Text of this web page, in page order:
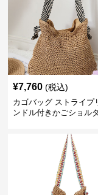
¥7,760 (税込)
カゴバッグ ストライプ
ンドル付きかごショル